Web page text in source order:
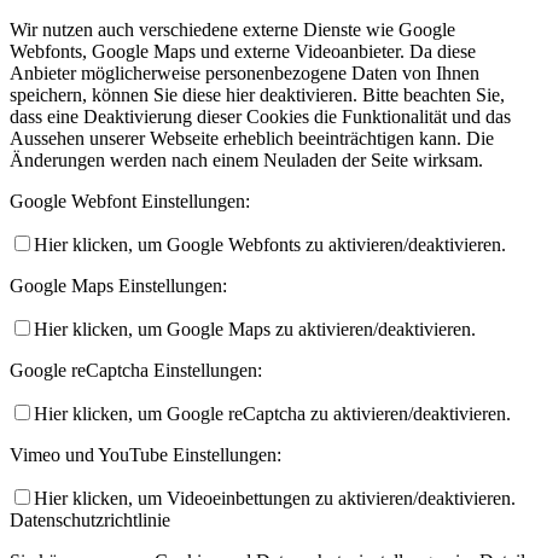
Wir nutzen auch verschiedene externe Dienste wie Google
Webfonts, Google Maps und externe Videoanbieter. Da diese
Anbieter möglicherweise personenbezogene Daten von Ihnen
speichern, können Sie diese hier deaktivieren. Bitte beachten Sie,
dass eine Deaktivierung dieser Cookies die Funktionalität und das
Aussehen unserer Webseite erheblich beeinträchtigen kann. Die
Änderungen werden nach einem Neuladen der Seite wirksam.
Google Webfont Einstellungen:
Hier klicken, um Google Webfonts zu aktivieren/deaktivieren.
Google Maps Einstellungen:
Hier klicken, um Google Maps zu aktivieren/deaktivieren.
Google reCaptcha Einstellungen:
Hier klicken, um Google reCaptcha zu aktivieren/deaktivieren.
Vimeo und YouTube Einstellungen:
Hier klicken, um Videoeinbettungen zu aktivieren/deaktivieren.
Datenschutzrichtlinie